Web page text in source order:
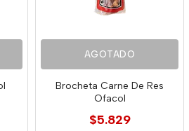
AGOTADO
Brocheta Carne De Res
Ofacol
$5.829